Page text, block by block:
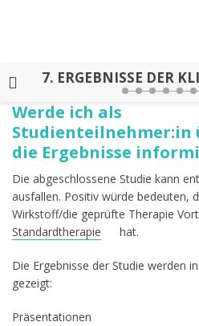
7. ERGEBNISSE DER
Werde ich als
Studienteilnehmer:in
die Ergebnisse
Die abgeschlossene Studie kann
ausfallen. Positiv würde bedeuten,
Wirkstoff/die geprüfte Therapie
Standardtherapie
hat.
Die Ergebnisse der Studie werden
gezeigt:
Präsentationen